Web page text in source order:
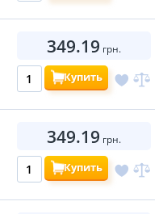
349.19 грн.
Купить
349.19 грн.
Купить